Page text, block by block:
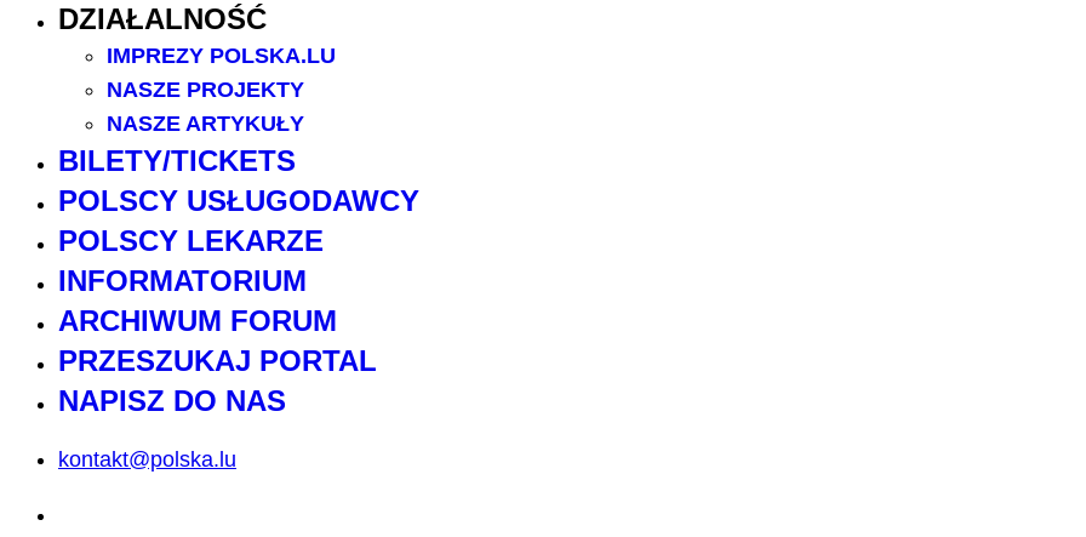
DZIAŁALNOŚĆ
IMPREZY POLSKA.LU
NASZE PROJEKTY
NASZE ARTYKUŁY
BILETY/TICKETS
POLSCY USŁUGODAWCY
POLSCY LEKARZE
INFORMATORIUM
ARCHIWUM FORUM
PRZESZUKAJ PORTAL
NAPISZ DO NAS
kontakt@polska.lu